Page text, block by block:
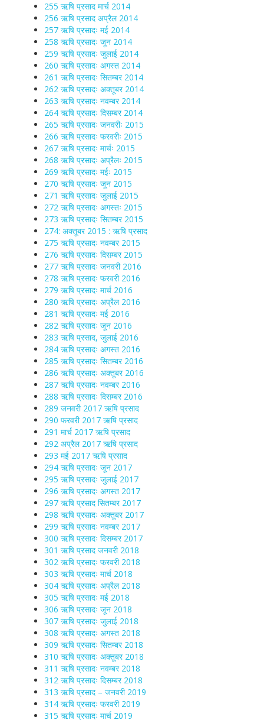
255 ऋषि प्रसाद मार्च 2014
256 ऋषि प्रसाद अप्रैल 2014
257 ऋषि प्रसादः मई 2014
258 ऋषि प्रसादः जून 2014
259 ऋषि प्रसादः जुलाई 2014
260 ऋषि प्रसादः अगस्त 2014
261 ऋषि प्रसादः सितम्बर 2014
262 ऋषि प्रसादः अक्तूबर 2014
263 ऋषि प्रसादः नवम्बर 2014
264 ऋषि प्रसादः दिसम्बर 2014
265 ऋषि प्रसादः जनवरीः 2015
266 ऋषि प्रसादः फरवरीः 2015
267 ऋषि प्रसादः मार्चः 2015
268 ऋषि प्रसादः अप्रैलः 2015
269 ऋषि प्रसादः मईः 2015
270 ऋषि प्रसादः जून 2015
271 ऋषि प्रसादः जुलाई 2015
272 ऋषि प्रसादः अगस्तः 2015
273 ऋषि प्रसादः सितम्बर 2015
274: अक्तूबर 2015 : ऋषि प्रसाद
275 ऋषि प्रसादः नवम्बर 2015
276 ऋषि प्रसादः दिसम्बर 2015
277 ऋषि प्रसादः जनवरी 2016
278 ऋषि प्रसादः फरवरी 2016
279 ऋषि प्रसादः मार्च 2016
280 ऋषि प्रसादः अप्रैल 2016
281 ऋषि प्रसादः मई 2016
282 ऋषि प्रसादः जून 2016
283 ऋषि प्रसाद, जुलाई 2016
284 ऋषि प्रसादः अगस्त 2016
285 ऋषि प्रसादः सितम्बर 2016
286 ऋषि प्रसादः अक्तूबर 2016
287 ऋषि प्रसादः नवम्बर 2016
288 ऋषि प्रसादः दिसम्बर 2016
289 जनवरी 2017 ऋषि प्रसाद
290 फरवरी 2017 ऋषि प्रसाद
291 मार्च 2017 ऋषि प्रसाद
292 अप्रैल 2017 ऋषि प्रसाद
293 मई 2017 ऋषि प्रसाद
294 ऋषि प्रसादः जून 2017
295 ऋषि प्रसादः जुलाई 2017
296 ऋषि प्रसादः अगस्त 2017
297 ऋषि प्रसाद सितम्बर 2017
298 ऋषि प्रसादः अक्तूबर 2017
299 ऋषि प्रसादः नवम्बर 2017
300 ऋषि प्रसादः दिसम्बर 2017
301 ऋषि प्रसाद जनवरी 2018
302 ऋषि प्रसादः फरवरी 2018
303 ऋषि प्रसादः मार्च 2018
304 ऋषि प्रसादः अप्रैल 2018
305 ऋषि प्रसादः मई 2018
306 ऋषि प्रसादः जून 2018
307 ऋषि प्रसादः जुलाई 2018
308 ऋषि प्रसादः अगस्त 2018
309 ऋषि प्रसादः सितम्बर 2018
310 ऋषि प्रसादः अक्तूबर 2018
311 ऋषि प्रसादः नवम्बर 2018
312 ऋषि प्रसादः दिसम्बर 2018
313 ऋषि प्रसाद – जनवरी 2019
314 ऋषि प्रसादः फरवरी 2019
315 ऋषि प्रसादः मार्च 2019